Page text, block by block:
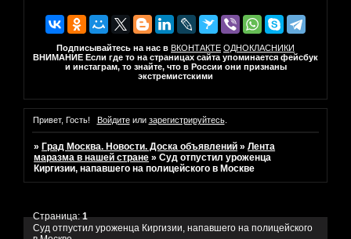
Подписывайтесь на нас в ВКОНТАКТЕ ОДНОКЛАСНИКИ
ВНИМАНИЕ Если где то на страницах сайта упоминается фейсбук
и инстаграм, то знайте, что в России они признаны
экстремистскими
Привет, Гость! Войдитеили зарегистрируйтесь.
» Град Москва. Новости. Доска объявлений »Лента
маразма в нашей стране »Суд отпустил уроженца
Киргизии, напавшего на полицейского в Москве
Суд отпустил уроженца Киргизии, напавшего на полицейского
Страница:1